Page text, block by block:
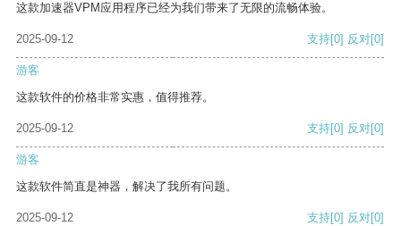
这款加速器VPM应用程序已经为我们带来了无限的流畅体验。
2025-09-12 支持[0] 反对[0]
游客
这款软件的价格非常实惠，值得推荐。
2025-09-12 支持[0] 反对[0]
游客
这款软件简直是神器，解决了我所有问题。
2025-09-12 支持[0] 反对[0]